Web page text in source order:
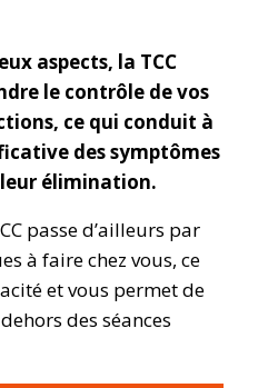
aspects, la TCC
le contrôle de vos
ce qui conduit à
des symptômes
leur élimination.
passe d’ailleurs par
à faire chez vous, ce
et vous permet de
des séances